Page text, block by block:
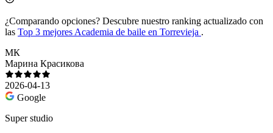
¿Comparando opciones? Descubre nuestro ranking actualizado con
las Top 3 mejores Academia de baile en Torrevieja .
МК
Марина Красикова
2026-04-13
Google
Super studio